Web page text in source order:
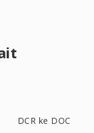
DCR ke DOC